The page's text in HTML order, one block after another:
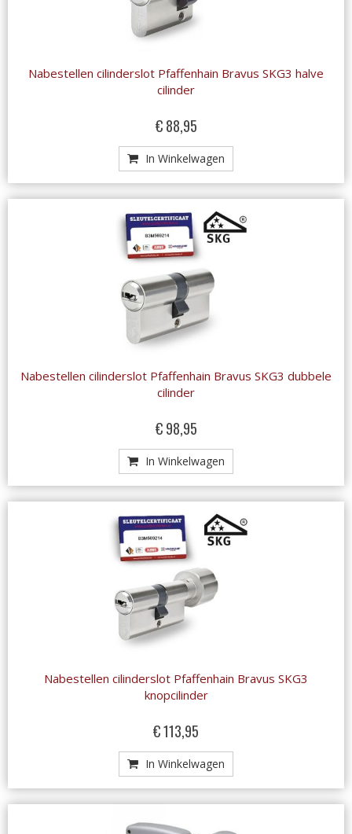
Nabestellen cilinderslot Pfaffenhain Bravus SKG3 halve
cilinder
€ 88,95
In Winkelwagen
Nabestellen cilinderslot Pfaffenhain Bravus SKG3 dubbele
cilinder
€ 98,95
In Winkelwagen
Nabestellen cilinderslot Pfaffenhain Bravus SKG3
knopcilinder
€ 113,95
In Winkelwagen